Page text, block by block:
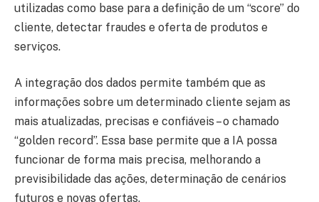
utilizadas como base para a definição de um “score” do
cliente, detectar fraudes e oferta de produtos e
serviços.
A integração dos dados permite também que as
informações sobre um determinado cliente sejam as
mais atualizadas, precisas e confiáveis – o chamado
“golden record”. Essa base permite que a IA possa
funcionar de forma mais precisa, melhorando a
previsibilidade das ações, determinação de cenários
futuros e novas ofertas.